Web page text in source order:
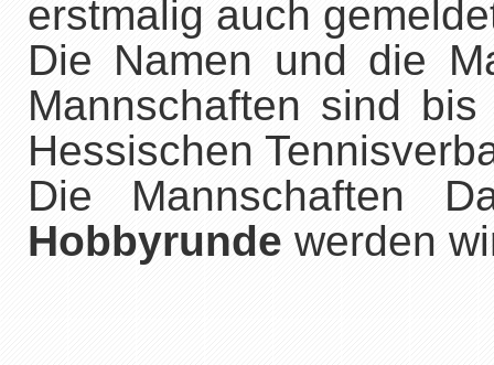
erstmalig auch
Die Namen und die
Mannschaften sind
Hessischen
Die Mannschaften
Hobbyrunde werden